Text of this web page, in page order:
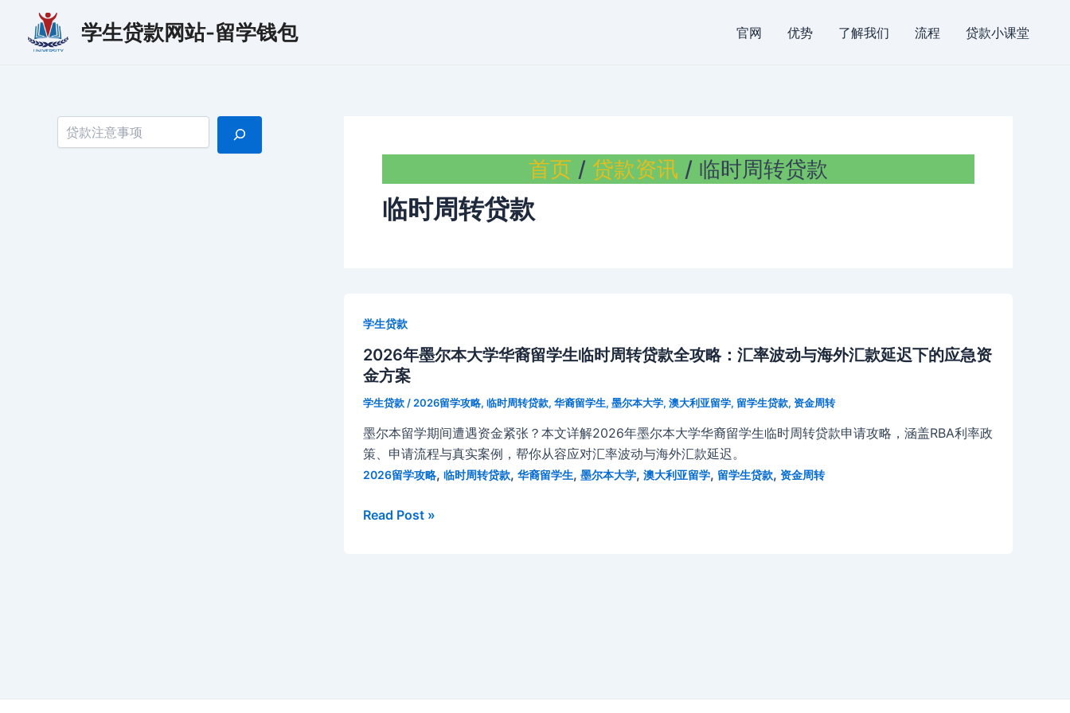
学生贷款网站-留学钱包 官网 优势 了解我们 流程 贷款小课堂
搜索
首页 贷款资讯 临时周转贷款
临时周转贷款
学生贷款
2026年墨尔本大学华裔留学生临时周转贷款全攻略：汇率波动与海外汇款延迟下的应急资
金方案
学生贷款 / 2026留学攻略, 临时周转贷款, 华裔留学生, 墨尔本大学, 澳大利亚留学, 留学生贷款, 资金周转
墨尔本留学期间遭遇资金紧张？本文详解2026年墨尔本大学华裔留学生临时周转贷款申请攻略，涵盖RBA利率政
策、申请流程与真实案例，帮你从容应对汇率波动与海外汇款延迟。
2026留学攻略, 临时周转贷款, 华裔留学生, 墨尔本大学, 澳大利亚留学, 留学生贷款, 资金周转
2026
Read Post »